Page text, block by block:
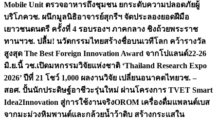
Mobile Unit ตรวจอาหารถึงชุมชน ยกระดับความปลอดภัยผู้
บริโภควช. ผนึกมูลนิธิอาจารย์สุกรีฯ จัดประลองยอดฝีมือ
เยาวชนดนตรี ครั้งที่ 4 รอบรองฯ ภาคกลาง ชิงถ้วยพระราช
ทานฯวช. ปลื้ม! นวัตกรรมไทยสร้างชื่อบนเวทีโลก คว้ารางวัล
สูงสุด The Best Foreign Innovation Award จากโปแลนด์22-26
มิ.ย.นี้ วช.เปิดมหกรรมวิจัยแห่งชาติ ‘Thailand Research Expo
2026’ ปีที่ 21 โชว์ 1,000 ผลงานวิจัย เปลี่ยนอนาคตไทยวช. –
สอศ. ปั้นนักประดิษฐ์อาชีวะรุ่นใหม่ ผ่านโครงการ TVET Smart
Idea2Innovation สู่การใช้งานจริงOROM เครื่องดื่มแพลนต์เบส
จากมะม่วงหิมพานต์และกล้วยน้ำว้าดิบ สร้างกระแสใน